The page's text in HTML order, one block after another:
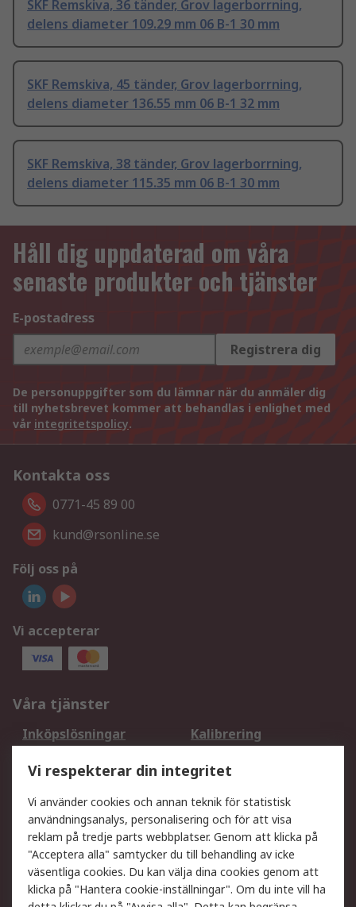
SKF Remskiva, 36 tänder, Grov lagerborrning,
delens diameter 109.29 mm 06 B-1 30 mm
SKF Remskiva, 45 tänder, Grov lagerborrning,
delens diameter 136.55 mm 06 B-1 32 mm
SKF Remskiva, 38 tänder, Grov lagerborrning,
delens diameter 115.35 mm 06 B-1 30 mm
Håll dig uppdaterad om våra
senaste produkter och tjänster
E-postadress
Registrera dig
De personuppgifter som du lämnar när du anmäler dig
till nyhetsbrevet kommer att behandlas i enlighet med
vår integritetspolicy.
Kontakta oss
0771-45 89 00
kund@rsonline.se
Följ oss på
Vi accepterar
Våra tjänster
Inköpslösningar
Kalibrering
DesignSpark
Teknisk Support
Ditt lokala säljteam
Exportlösningar
Support
Få hjälp
Retur av varor
Leverans
Spåra din order
Vi respekterar din integritet
Vi använder cookies och annan teknik för statistisk
användningsanalys, personalisering och för att visa
reklam på tredje parts webbplatser. Genom att klicka på
"Acceptera alla" samtycker du till behandling av icke
väsentliga cookies. Du kan välja dina cookies genom att
klicka på "Hantera cookie-inställningar". Om du inte vill ha